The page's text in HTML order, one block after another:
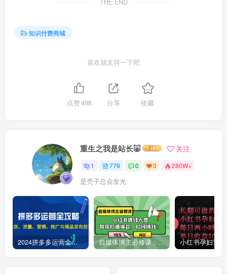
THE END
知识付费商城
喜欢就支持一下吧
点赞498 分享 收藏
重生之我是站长🐷 关注
1 779 0 3 280W+
是秃子总会发光
2024拼多多运营全攻略：开店、流量、营销、推广与商品发布技巧（无水印） 自媒体博主必修课：小红书搞钱大赏，教你打造爆款，如何搞钱（11节课）